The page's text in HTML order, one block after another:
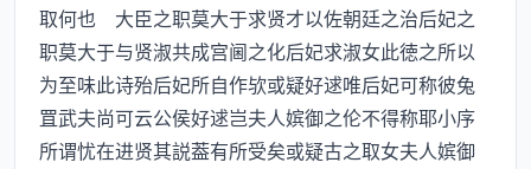
取何也 大臣之职莫大于求贤才以佐朝廷之治后妃之
职莫大于与贤淑共成宫阃之化后妃求淑女此徳之所以
为至味此诗殆后妃所自作欤或疑好逑唯后妃可称彼兔
罝武夫尚可云公侯好逑岂夫人嫔御之伦不得称耶小序
所谓忧在进贤其説葢有所受矣或疑古之取女夫人嫔御